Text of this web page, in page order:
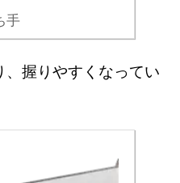
手
握りやすくなってい